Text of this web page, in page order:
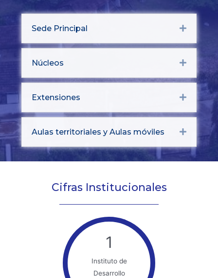
Sede Principal Expand
Núcleos Expand
Extensiones Expand
Aulas territoriales y Aulas móviles Expand
Cifras Institucionales
1
Instituto de
Desarrollo